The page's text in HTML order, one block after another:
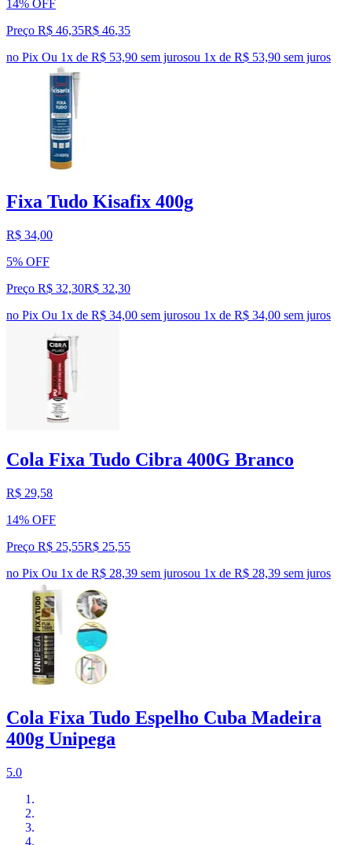
14% OFF
Preço R$ 46,35R$ 46,35
no Pix Ou 1x de R$ 53,90 sem jurosou 1x de R$ 53,90 sem juros
Fixa Tudo Kisafix 400g
R$ 34,00
5% OFF
Preço R$ 32,30R$ 32,30
no Pix Ou 1x de R$ 34,00 sem jurosou 1x de R$ 34,00 sem juros
Cola Fixa Tudo Cibra 400G Branco
R$ 29,58
14% OFF
Preço R$ 25,55R$ 25,55
no Pix Ou 1x de R$ 28,39 sem jurosou 1x de R$ 28,39 sem juros
Cola Fixa Tudo Espelho Cuba Madeira
400g Unipega
5.0